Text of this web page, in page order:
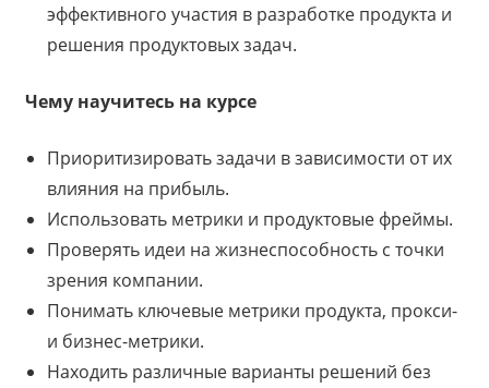
эффективного участия в разработке продукта и
решения продуктовых задач.
Чему научитесь на курсе
Приоритизировать задачи в зависимости от их
влияния на прибыль.
Использовать метрики и продуктовые фреймы.
Проверять идеи на жизнеспособность с точки
зрения компании.
Понимать ключевые метрики продукта, прокси-
и бизнес-метрики.
Находить различные варианты решений без